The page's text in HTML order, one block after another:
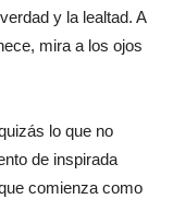
y la lealtad. A
mira a los ojos
lo que no
de inspirada
comienza como